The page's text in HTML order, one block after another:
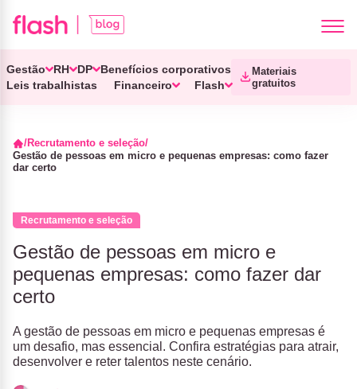
Gestão RH DP
Benefícios corporativos
Leis trabalhistas
Financeiro Flash
Materiais
gratuitos
Recrutamento e seleção
Gestão de pessoas em micro e pequenas empresas: como fazer
dar certo
Recrutamento e seleção
Gestão de pessoas em micro e
pequenas empresas: como fazer dar
certo
A gestão de pessoas em micro e pequenas empresas é
um desafio, mas essencial. Confira estratégias para atrair,
desenvolver e reter talentos neste cenário.